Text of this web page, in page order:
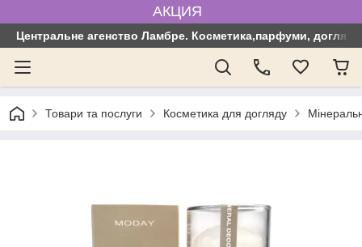
АКЦИЯ
Центральне агенство Ламбре. Косметика,парфуми, догляд
Товари та послуги Косметика для догляду